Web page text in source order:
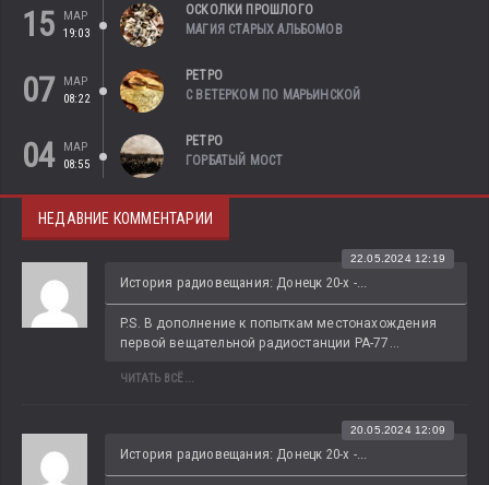
15
МАР
19:03
ОСКОЛКИ ПРОШЛОГО
МАГИЯ СТАРЫХ АЛЬБОМОВ
07
МАР
08:22
РЕТРО
С ВЕТЕРКОМ ПО МАРЬИНСКОЙ
04
МАР
08:55
РЕТРО
ГОРБАТЫЙ МОСТ
НЕДАВНИЕ КОММЕНТАРИИ
История радиовещания: Донецк 20-х -...
22.05.2024 12:19
P.S. В дополнение к попыткам местонахождения
первой вещательной радиостанции РА-77...
ЧИТАТЬ ВСЁ...
История радиовещания: Донецк 20-х -...
20.05.2024 12:09